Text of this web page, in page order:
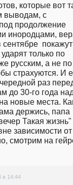
которые вот
выводам, с
продолжение
инородцами,
покажут
только по
русским, а не
страхуются. И
раз
до 30-го года
новые места.
деpжись, папа
Такая жизнь"
зависимости от
смотрим на
в 14:44